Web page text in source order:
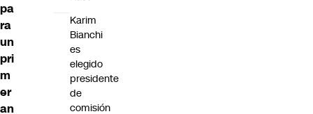
pa
ra
un
pri
m
er
an
Karim
Bianchi
es
elegido
presidente
de
comisión